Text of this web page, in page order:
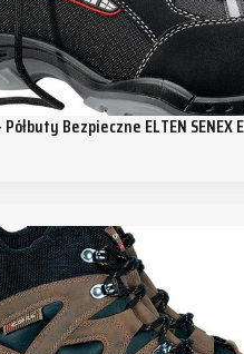
Bezpieczne ELTEN SENEX